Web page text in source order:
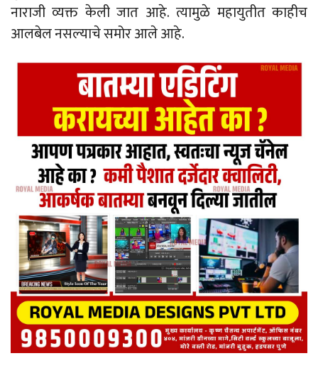
नाराजी व्यक्त केली जात आहे. त्यामुळे महायुतीत काहीच
आलबेल नसल्याचे समोर आले आहे.